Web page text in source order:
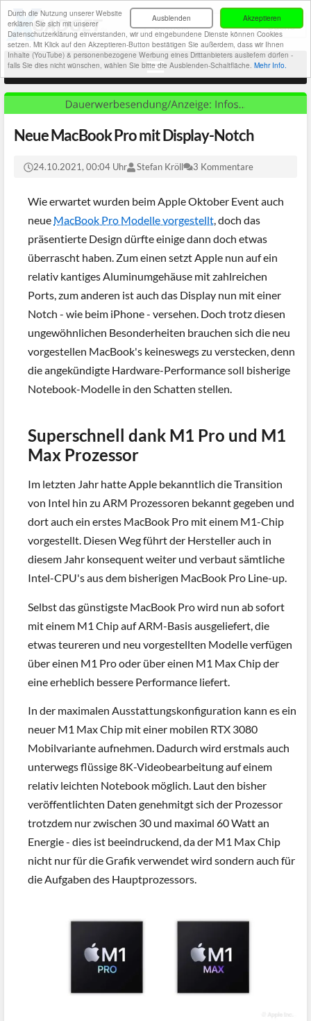
Akzeptieren
Ausblenden
Durch die Nutzung unserer Website
erklären Sie sich mit unserer
Datenschutzerklärung einverstanden, wir und eingebundene Dienste können Cookies
setzen. Mit Klick auf den Akzeptieren-Button bestätigen Sie außerdem, dass wir Ihnen
Inhalte (YouTube) & personenbezogene Werbung eines Drittanbieters ausliefern dürfen -
falls Sie dies nicht wünschen, wählen Sie bitte die Ausblenden-Schaltfläche. Mehr Info.
Neue MacBook Pro mit Display-Notch
24.10.2021, 00:04 Uhr Stefan Kröll 3 Kommentare
Wie erwartet wurden beim Apple Oktober Event auch
neue MacBook Pro Modelle vorgestellt, doch das
präsentierte Design dürfte einige dann doch etwas
überrascht haben. Zum einen setzt Apple nun auf ein
relativ kantiges Aluminumgehäuse mit zahlreichen
Ports, zum anderen ist auch das Display nun mit einer
Notch - wie beim iPhone - versehen. Doch trotz diesen
ungewöhnlichen Besonderheiten brauchen sich die neu
vorgestellen MacBook's keineswegs zu verstecken, denn
die angekündigte Hardware-Performance soll bisherige
Notebook-Modelle in den Schatten stellen.
Superschnell dank M1 Pro und M1
Max Prozessor
Im letzten Jahr hatte Apple bekanntlich die Transition
von Intel hin zu ARM Prozessoren bekannt gegeben und
dort auch ein erstes MacBook Pro mit einem M1-Chip
vorgestellt. Diesen Weg führt der Hersteller auch in
diesem Jahr konsequent weiter und verbaut sämtliche
Intel-CPU's aus dem bisherigen MacBook Pro Line-up.
Selbst das günstigste MacBook Pro wird nun ab sofort
mit einem M1 Chip auf ARM-Basis ausgeliefert, die
etwas teureren und neu vorgestellten Modelle verfügen
über einen M1 Pro oder über einen M1 Max Chip der
eine erheblich bessere Performance liefert.
In der maximalen Ausstattungskonfiguration kann es ein
neuer M1 Max Chip mit einer mobilen RTX 3080
Mobilvariante aufnehmen. Dadurch wird erstmals auch
unterwegs flüssige 8K-Videobearbeitung auf einem
relativ leichten Notebook möglich. Laut den bisher
veröffentlichten Daten genehmitgt sich der Prozessor
trotzdem nur zwischen 30 und maximal 60 Watt an
Energie - dies ist beeindruckend, da der M1 Max Chip
nicht nur für die Grafik verwendet wird sondern auch für
die Aufgaben des Hauptprozessors.